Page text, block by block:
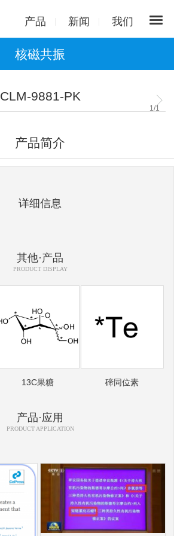
产品 新闻 我们
核磁共振
CLM-9881-PK
1 /1
产品简介
详细信息
其他·产品
PRODUCT DISPLAY
13C果糖 碲同位素
产品·应用
PRODUCT APPLICATION